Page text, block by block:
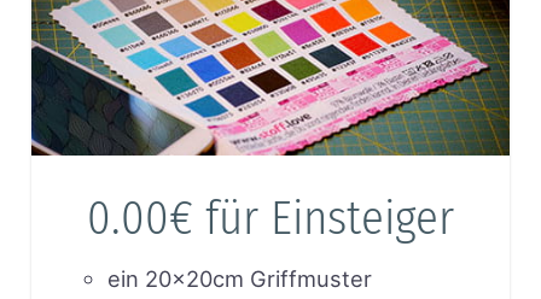
0.00€ für Einsteiger
ein 20x20cm Griffmuster